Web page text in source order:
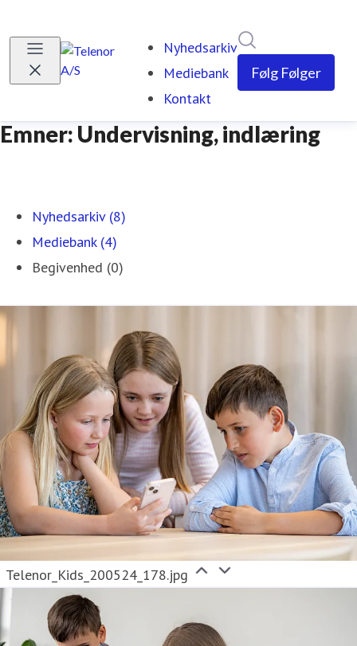
Nyhedsarkiv
Mediebank
Kontakt
Følg Følger
Emner: Undervisning, indlæring
Nyhedsarkiv (8)
Mediebank (4)
Begivenhed (0)
Telenor_Kids_200524_178.jpg